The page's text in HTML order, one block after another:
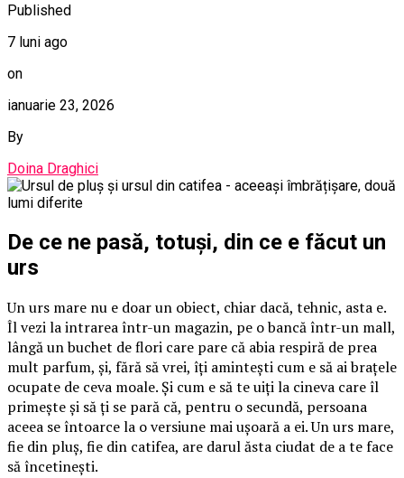
Published
7 luni ago
on
ianuarie 23, 2026
By
Doina Draghici
De ce ne pasă, totuși, din ce e făcut un
urs
Un urs mare nu e doar un obiect, chiar dacă, tehnic, asta e.
Îl vezi la intrarea într-un magazin, pe o bancă într-un mall,
lângă un buchet de flori care pare că abia respiră de prea
mult parfum, și, fără să vrei, îți amintești cum e să ai brațele
ocupate de ceva moale. Și cum e să te uiți la cineva care îl
primește și să ți se pară că, pentru o secundă, persoana
aceea se întoarce la o versiune mai ușoară a ei. Un urs mare,
fie din pluș, fie din catifea, are darul ăsta ciudat de a te face
să încetinești.